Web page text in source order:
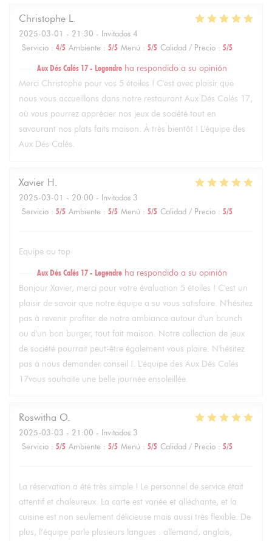
Christophe L
2025-03-01 - 21:30 - Invitados 4
Servicio : 4/5 Ambiente : 5/5 Menú : 5/5 Calidad / Precio : 5/5
Aux Dés Calés 17 - Legendre ha respondido a su opinión
Merci Christophe pour vos 5 étoiles ! C'est avec plaisir que
nous vous accueillons dans notre restaurant Aux Dés Calés 17,
où vous pourrez apprécier nos jeux de société tout en
savourant nos plats faits maison. À très bientôt ! L'équipe des
Aux Dés Calés.
Xavier H
2025-03-01 - 20:00 - Invitados 3
Servicio : 5/5 Ambiente : 5/5 Menú : 5/5 Calidad / Precio : 5/5
Equipe au top
Aux Dés Calés 17 - Legendre ha respondido a su opinión
Bonjour Xavier, merci pour votre évaluation 5 étoiles ! C'est un
plaisir de savoir que notre équipe a su vous satisfaire. N'hésitez
pas à revenir profiter de notre ambiance autour d'un brunch
ou d'un bon burger, tout fait maison. Notre collection de jeux
de société pourrait peut-être également vous plaire. N'hésitez
pas à nous demander conseil !. L'équipe des Aux Dés Calés
17vous souhaite une belle journée ensoleillée.
Roswitha O
2025-03-03 - 21:00 - Invitados 3
Servicio : 5/5 Ambiente : 5/5 Menú : 5/5 Calidad / Precio : 5/5
La réservation a été très simple ! Le personnel de service était
attentif et chaleureux. La carte est variée et alléchante, et la
cuisine est non seulement délicieuse mais aussi très flexible. De
plus, l’équipe parle plusieurs langues : allemand, anglais,